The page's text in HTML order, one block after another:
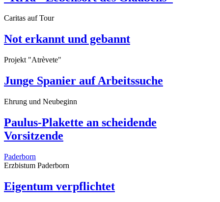
Caritas auf Tour
Not erkannt und gebannt
Projekt "Atrèvete"
Junge Spanier auf Arbeitssuche
Ehrung und Neubeginn
Paulus-Plakette an scheidende
Vorsitzende
Paderborn
Erzbistum Paderborn
Eigentum verpflichtet